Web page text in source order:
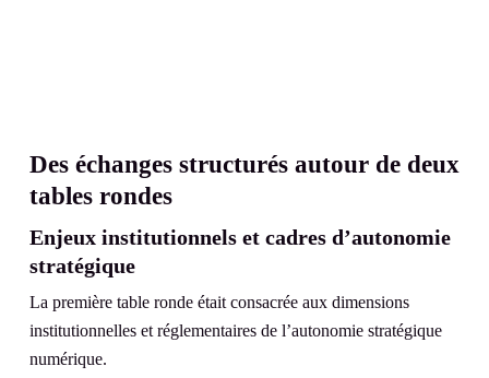
Des échanges structurés autour de deux
tables rondes
Enjeux institutionnels et cadres d’autonomie
stratégique
La première table ronde était consacrée aux dimensions
institutionnelles et réglementaires de l’autonomie stratégique
numérique.